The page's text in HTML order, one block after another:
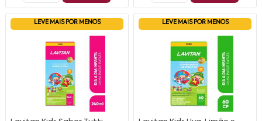
LEVE MAIS POR MENOS LEVE MAIS POR MENOS